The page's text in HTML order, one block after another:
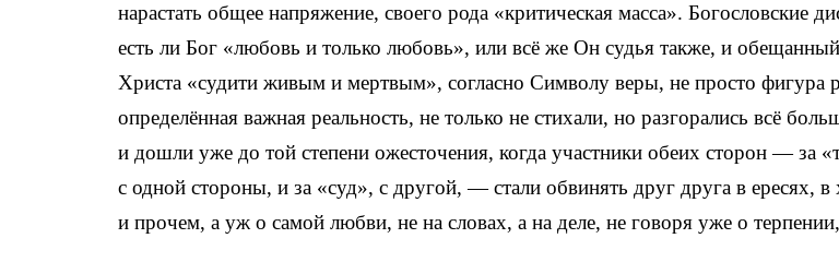
нарастать общее напряжение, своего рода «критическая масса». Богословские
есть ли Бог «любовь и только любовь», или всё же Он судья также, и
Христа «судити живым и мертвым», согласно Символу веры, не просто фигура
определённая важная реальность, не только не стихали, но разгорались всё
и дошли уже до той степени ожесточения, когда участники обеих сторон — за
с одной стороны, и за «суд», с другой, — стали обвинять друг друга в ересях, в
и прочем, а уж о самой любви, не на словах, а на деле, не говоря уже о